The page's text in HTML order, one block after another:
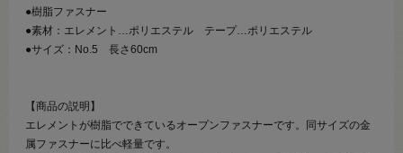
●樹脂ファスナー
●素材：エレメント…ポリエステル テープ…ポリエステル
●サイズ：No.5 長さ60cm
【商品の説明】
エレメントが樹脂でできているオープンファスナーです。同サイズの金
属ファスナーに比べ軽量です。